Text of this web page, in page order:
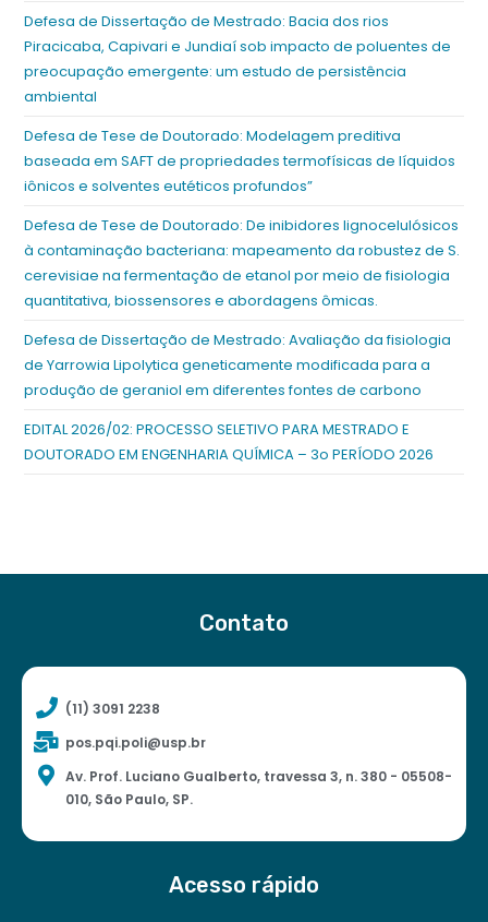
Defesa de Dissertação de Mestrado: Bacia dos rios
Piracicaba, Capivari e Jundiaí sob impacto de poluentes de
preocupação emergente: um estudo de persistência
ambiental
Defesa de Tese de Doutorado: Modelagem preditiva
baseada em SAFT de propriedades termofísicas de líquidos
iônicos e solventes eutéticos profundos”
Defesa de Tese de Doutorado: De inibidores lignocelulósicos
à contaminação bacteriana: mapeamento da robustez de S.
cerevisiae na fermentação de etanol por meio de fisiologia
quantitativa, biossensores e abordagens ômicas.
Defesa de Dissertação de Mestrado: Avaliação da fisiologia
de Yarrowia Lipolytica geneticamente modificada para a
produção de geraniol em diferentes fontes de carbono
EDITAL 2026/02: PROCESSO SELETIVO PARA MESTRADO E
DOUTORADO EM ENGENHARIA QUÍMICA – 3o PERÍODO 2026
Contato
(11) 3091 2238
pos.pqi.poli@usp.br
Av. Prof. Luciano Gualberto, travessa 3, n. 380 - 05508-
010, São Paulo, SP.
Acesso rápido